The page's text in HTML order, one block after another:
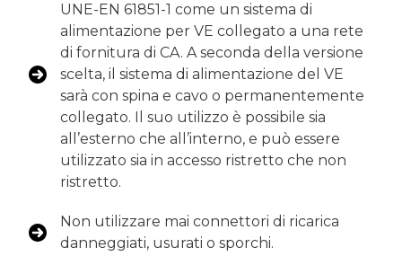
UNE-EN 61851-1 come un sistema di
alimentazione per VE collegato a una rete
di fornitura di CA. A seconda della versione
scelta, il sistema di alimentazione del VE
sarà con spina e cavo o permanentemente
collegato. Il suo utilizzo è possibile sia
all’esterno che all’interno, e può essere
utilizzato sia in accesso ristretto che non
ristretto.
Non utilizzare mai connettori di ricarica
danneggiati, usurati o sporchi.